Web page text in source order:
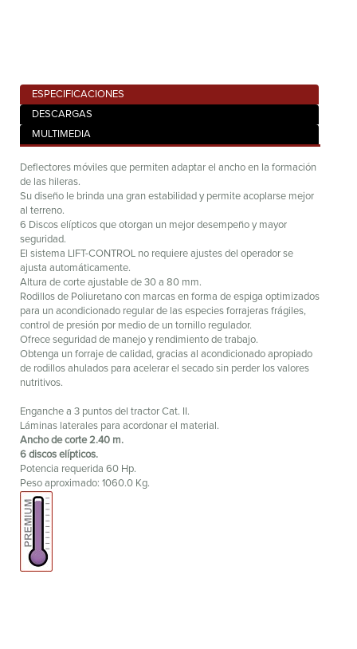
ESPECIFICACIONES
DESCARGAS
MULTIMEDIA
Deflectores móviles que permiten adaptar el ancho en la formación
de las hileras.
Su diseño le brinda una gran estabilidad y permite acoplarse mejor
al terreno.
6 Discos elípticos que otorgan un mejor desempeño y mayor
seguridad.
El sistema LIFT-CONTROL no requiere ajustes del operador se
ajusta automáticamente.
Altura de corte ajustable de 30 a 80 mm.
Rodillos de Poliuretano con marcas en forma de espiga optimizados
para un acondicionado regular de las especies forrajeras frágiles,
control de presión por medio de un tornillo regulador.
Ofrece seguridad de manejo y rendimiento de trabajo.
Obtenga un forraje de calidad, gracias al acondicionado apropiado
de rodillos ahulados para acelerar el secado sin perder los valores
nutritivos.
Enganche a 3 puntos del tractor Cat. II.
Láminas laterales para acordonar el material.
Ancho de corte 2.40 m.
6 discos elípticos.
Potencia requerida 60 Hp.
Peso aproximado: 1060.0 Kg.